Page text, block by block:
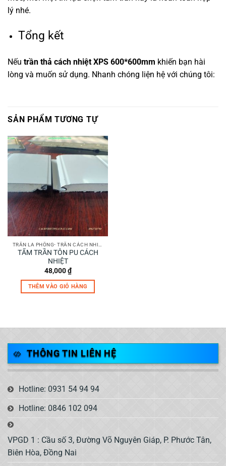
lý nhé.
Tổng kết
Nếu trần thả cách nhiệt XPS 600*600mm khiến bạn hài
lòng và muốn sử dụng. Nhanh chóng liện hệ với chúng tôi:
SẢN PHẨM TƯƠNG TỰ
TẤM TRẦN TÔN PU CÁCH
NHIỆT
48,000₫
THÊM VÀO GIỎ HÀNG
THÔNG TIN LIÊN HỆ
Hotline: 0931 54 94 94
Hotline: 0846 102 094
VPGD 1 : Cầu số 3, Đường Võ Nguyên Giáp, P. Phước Tân,
Biên Hòa, Đồng Nai